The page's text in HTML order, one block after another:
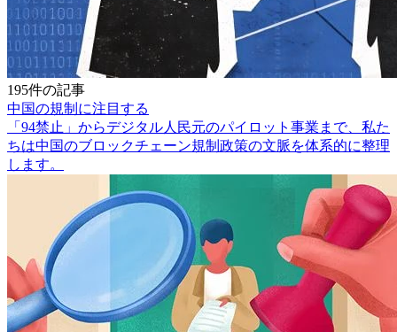
195件の記事
中国の規制に注目する
「94禁止」からデジタル人民元のパイロット事業まで、私た
ちは中国のブロックチェーン規制政策の文脈を体系的に整理
します。